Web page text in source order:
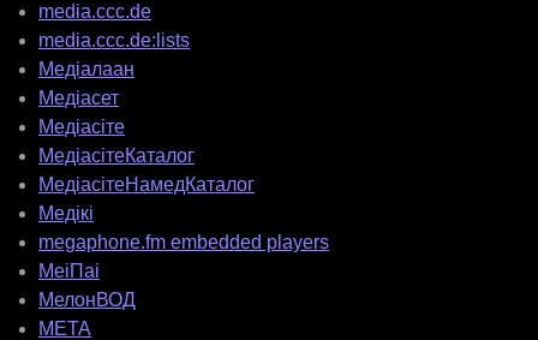
media.ccc.de
media.ccc.de:lists
Медіалаан
Медіасет
Медіасіте
МедіасітеКаталог
МедіасітеНамедКаталог
Медікі
megaphone.fm embedded players
МеіПаі
МелонВОД
МЕТА